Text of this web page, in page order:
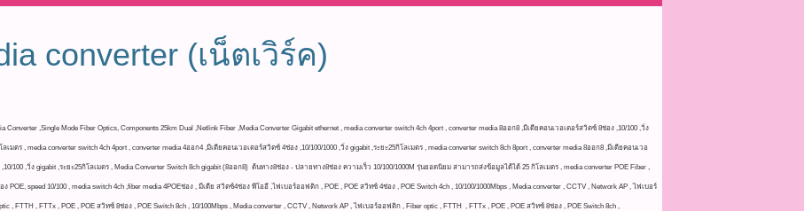
converter (เน็ตเวิร์ค)
Converter ,Single Mode Fiber Optics, Components 25km Dual ,Netlink Fiber ,Media Converter Gigabit ethernet , media converter switch 4ch 4port , converter media 8ออก8 ,มีเดียคอนเวอเตอร์สวิตซ์ 8ช่อง ,10/100 ,วิ่ง
ลเมตร , media converter switch 4ch 4port , converter media 4ออก4 ,มีเดียคอนเวอเตอร์สวิตซ์ 4ช่อง ,10/100/1000 ,วิ่ง gigabit ,ระยะ25กิโลเมตร , media converter switch 8ch 8port , converter media 8ออก8 ,มีเดียคอนเวอ
100 ,วิ่ง gigabit ,ระยะ25กิโลเมตร , Media Converter Switch 8ch gigabit (8ออก8) ต้นทาง8ช่อง - ปลายทาง8ช่อง ความเร็ว 10/100/1000M รุ่นยอดนิยม สามารถส่งข้อมูลได้ได้ 25 กิโลเมตร , media converter POE Fiber ,
POE, speed 10/100 , media switch 4ch ,fiber media 4POEช่อง , มีเดีย สวิตซ์4ช่อง พีโออี ,ไฟเบอร์ออฟติก , POE , POE สวิทซ์ 4ช่อง , POE Switch 4ch , 10/100/1000Mbps , Media converter , CCTV , Network AP , ไฟเบอร์
, FTTH , FTTx , POE , POE สวิทซ์ 8ช่อง , POE Switch 8ch , 10/100Mbps , Media converter , CCTV , Network AP , ไฟเบอร์ออฟติก , Fiber optic , FTTH , FTTx , POE , POE สวิทซ์ 8ช่อง , POE Switch 8ch ,